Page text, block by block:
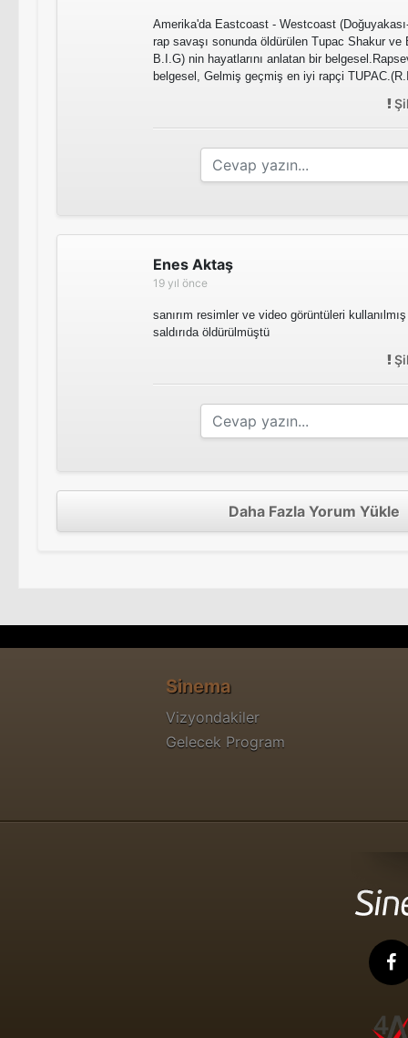
Amerika'da Eastcoast - Westcoast
rap savaşı sonunda öldürülen Tupac Shakur ve
B.I.G) nin hayatlarını anlatan bir
belgesel, Gelmiş geçmiş en iyi rapçi
Enes Aktaş
19 yıl önce
sanırım resimler ve video görüntüleri
saldırıda öldürülmüştü
Daha Fazla Yorum Yükle
Sinema
Vizyondakiler
Gelecek Program